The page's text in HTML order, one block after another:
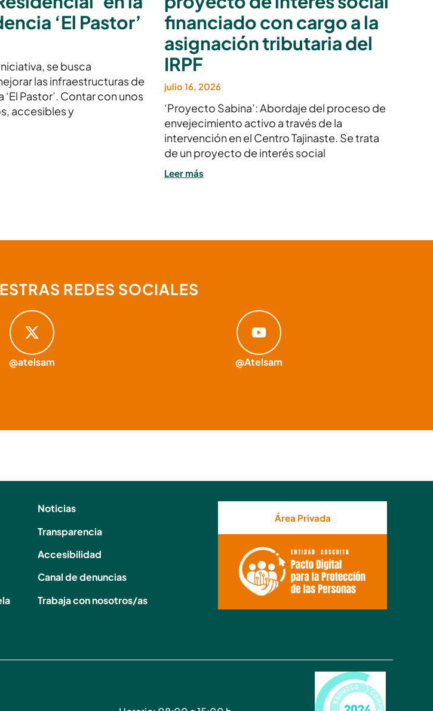
‘El Pastor’
se busca
las infraestructuras de
‘El Pastor’. Contar con unos
accesibles y
financiado con cargo a la
asignación tributaria del
IRPF
julio 16, 2026
‘Proyecto Sabina’: Abordaje del proceso de
envejecimiento activo a través de la
intervención en el Centro Tajinaste. Se trata
de un proyecto de interés social
Leer más
REDES SOCIALES
@atelsam @Atelsam
Noticias
Transparencia
Accesibilidad
Canal de denuncias
Trabaja con nosotros/as
Área Privada